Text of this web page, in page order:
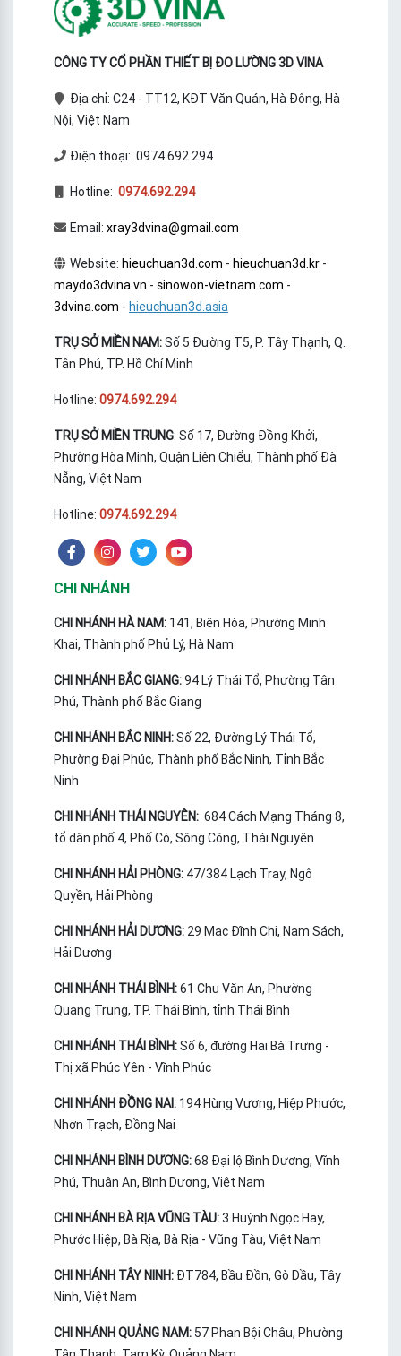
CÔNG TY CỔ PHẦN THIẾT BỊ ĐO LƯỜNG 3D VINA
Địa chỉ: C24 - TT12, KĐT Văn Quán, Hà Đông, Hà
Nội, Việt Nam
Điện thoại: 0974.692.294
Hotline: 0974.692.294
Email: xray3dvina@gmail.com
Website: hieuchuan3d.com - hieuchuan3d.kr-
maydo3dvina.vn - sinowon-vietnam.com -
3dvina.com - hieuchuan3d.asia
TRỤ SỞ MIỀN NAM:Số 5 Đường T5, P. Tây Thạnh, Q.
Tân Phú, TP. Hồ Chí Minh
Hotline: 0974.692.294
TRỤ SỞ MIỀN TRUNG: Số 17, Đường Đồng Khởi,
Phường Hòa Minh, Quận Liên Chiểu, Thành phố Đà
Nẵng, Việt Nam
Hotline: 0974.692.294
CHI NHÁNH
CHI NHÁNH HÀ NAM: 141, Biên Hòa, Phường Minh
Khai, Thành phố Phủ Lý, Hà Nam
CHI NHÁNH BẮC GIANG:94 Lý Thái Tổ, Phường Tân
Phú, Thành phố Bắc Giang
CHI NHÁNH BẮC NINH:Số 22, Đường Lý Thái Tổ,
Phường Đại Phúc, Thành phố Bắc Ninh, Tỉnh Bắc
Ninh
CHI NHÁNH THÁI NGUYÊN: 684 Cách Mạng Tháng 8,
tổ dân phố 4, Phố Cò, Sông Công, Thái Nguyên
CHI NHÁNH HẢI PHÒNG: 47/384 Lạch Tray, Ngô
Quyền, Hải Phòng
CHI NHÁNH HẢI DƯƠNG: 29 Mạc Đĩnh Chi, Nam Sách,
Hải Dương
CHI NHÁNH THÁI BÌNH:61 Chu Văn An, Phường
Quang Trung, TP. Thái Bình, tỉnh Thái Bình
CHI NHÁNH THÁI BÌNH:Số 6, đường Hai Bà Trưng -
Thị xã Phúc Yên - Vĩnh Phúc
CHI NHÁNH ĐỒNG NAI: 194 Hùng Vương, Hiệp Phước,
Nhơn Trạch, Đồng Nai
CHI NHÁNH BÌNH DƯƠNG:68 Đại lộ Bình Dương, Vĩnh
Phú, Thuận An, Bình Dương, Việt Nam
CHI NHÁNH BÀ RỊA VŨNG TÀU:3 Huỳnh Ngọc Hay,
Phước Hiệp, Bà Rịa, Bà Rịa - Vũng Tàu, Việt Nam
CHI NHÁNH TÂY NINH: ĐT784, Bầu Đồn, Gò Dầu, Tây
Ninh, Việt Nam
CHI NHÁNH QUẢNG NAM: 57 Phan Bội Châu, Phường